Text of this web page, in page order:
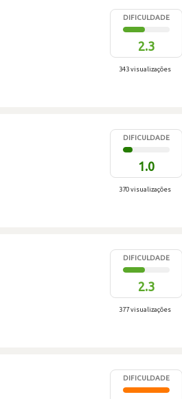
DIFICULDADE
2.3
343 visualizações
DIFICULDADE
1.0
370 visualizações
DIFICULDADE
2.3
377 visualizações
DIFICULDADE